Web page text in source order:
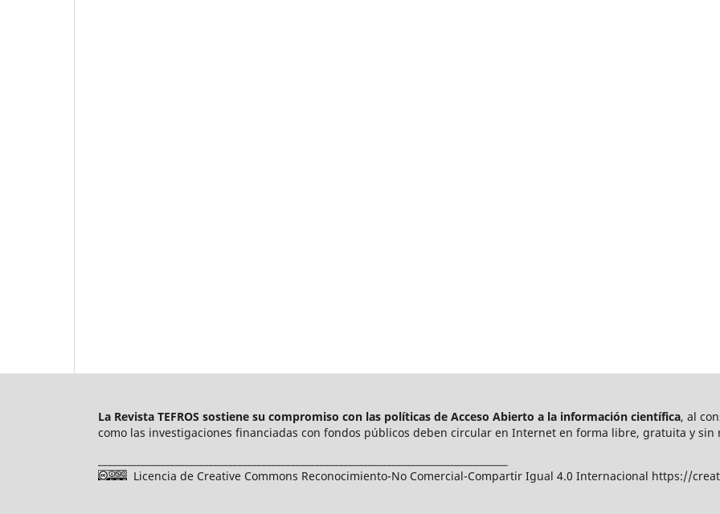
La Revista TEFROS sostiene su compromiso con las políticas de Acceso Abierto a la información científica, al
como las investigaciones financiadas con fondos públicos deben circular en Internet en forma libre, gratuita y sin
Licencia de Creative Commons Reconocimiento-No Comercial-Compartir Igual 4.0 Internacional https://